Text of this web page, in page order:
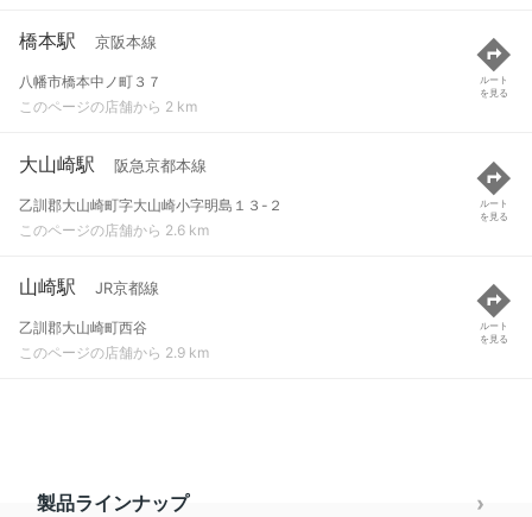
橋本駅 京阪本線
八幡市橋本中ノ町３７
このページの店舗から 2 km
ルート
を見る
大山崎駅 阪急京都本線
乙訓郡大山崎町字大山崎小字明島１３-２
このページの店舗から 2.6 km
ルート
を見る
山崎駅 JR京都線
乙訓郡大山崎町西谷
このページの店舗から 2.9 km
ルート
を見る
製品ラインナップ